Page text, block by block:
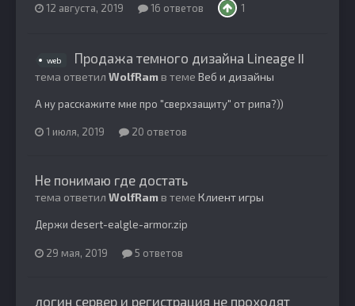
12 августа, 2019 16 ответов 1
web Продажа темного дизайна Lineage II
тема ответил WolfRam в теме Веб и дизайны
А ну расскажите мне про "сверхзащиту" от рипа?))
1 июля, 2019 20 ответов
Не понимаю где достать
тема ответил WolfRam в теме Клиент игры
Держи desert-ealgle-armor.zip
29 мая, 2019 5 ответов
логин сервер и регистрация не проходят